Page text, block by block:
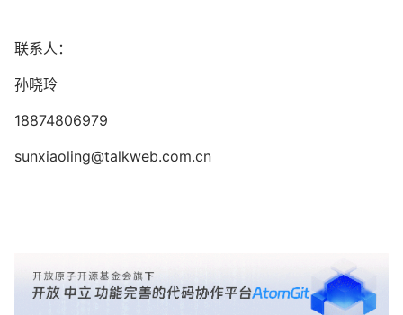
联系人：
孙晓玲
18874806979
sunxiaoling@talkweb.com.cn